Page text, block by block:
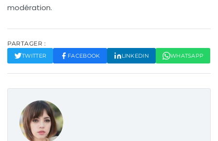
modération.
PARTAGER :
TWITTER FACEBOOK LINKEDIN WHATSAPP